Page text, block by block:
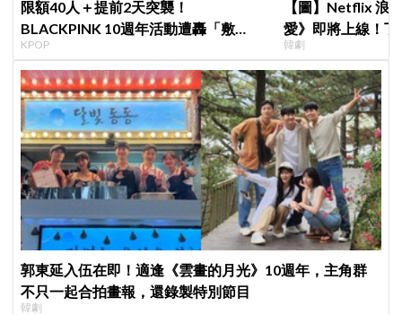
限額40人＋提前2天突襲！
BLACKPINK 10週年活動遭轟「敷
衍」，YG急證實：4人確定完全體出席
KPOP
【圖】Netflix 浪
愛》即將上線！
製作發表會，甜
韓劇
郭東延入伍在即！適逢《雲畫的月光》10週年，主角群
不只一起合拍畫報，還錄製特別節目
韓劇